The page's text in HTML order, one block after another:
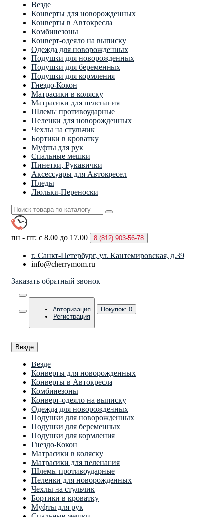
Везде
Конверты для новорожденных
Конверты в Автокресла
Комбинезоны
Конверт-одеяло на выписку
Одежда для новорожденных
Подушки для новорожденных
Подушки для беременных
Подушки для кормления
Гнездо-Кокон
Матрасики в коляску
Матрасики для пеленания
Шлемы противоударные
Пеленки для новорожденных
Чехлы на стульчик
Бортики в кроватку
Муфты для рук
Спальные мешки
Пинетки, Рукавички
Аксессуары для Автокресел
Пледы
Люльки-Переноски
пн - пт: с 8.00 до 17.00 8 (812) 903-56-78
г. Санкт-Петербург, ул. Кантемировская, д.39
info@cherrymom.ru
Заказать обратный звонок
Авторизация
Регистрация
Покупок: 0
Везде
Везде
Конверты для новорожденных
Конверты в Автокресла
Комбинезоны
Конверт-одеяло на выписку
Одежда для новорожденных
Подушки для новорожденных
Подушки для беременных
Подушки для кормления
Гнездо-Кокон
Матрасики в коляску
Матрасики для пеленания
Шлемы противоударные
Пеленки для новорожденных
Чехлы на стульчик
Бортики в кроватку
Муфты для рук